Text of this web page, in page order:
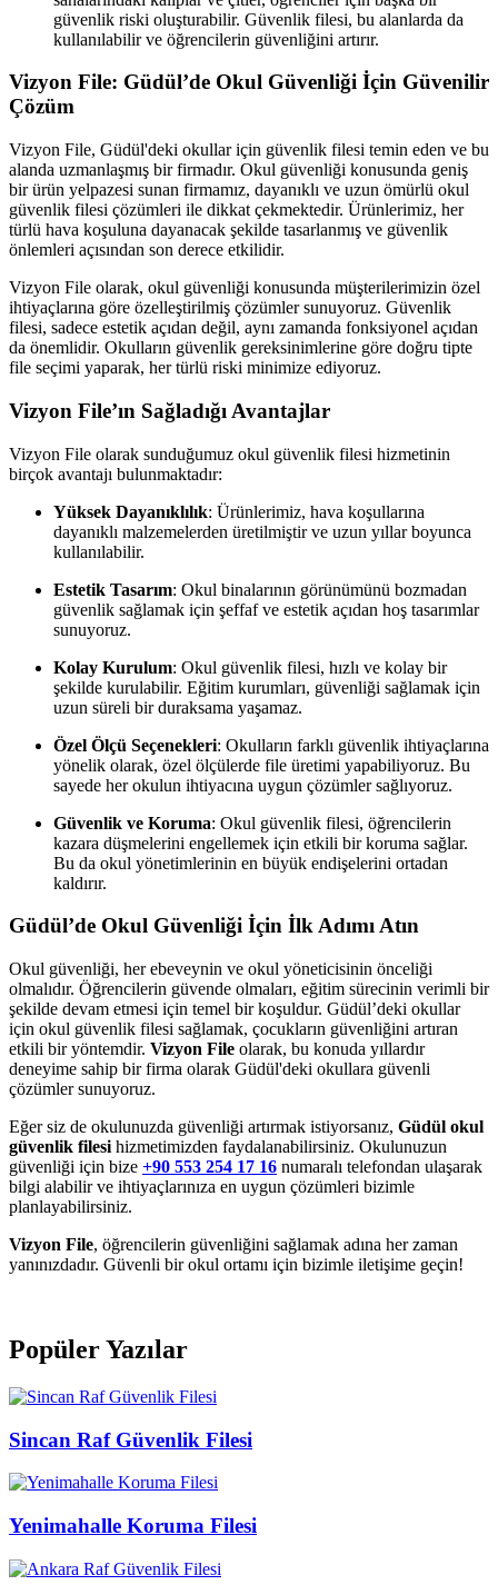
güvenlik riski oluşturabilir. Güvenlik filesi, bu alanlarda da
kullanılabilir ve öğrencilerin güvenliğini artırır.
Vizyon File: Güdül’de Okul Güvenliği İçin Güvenilir
Çözüm
Vizyon File, Güdül'deki okullar için güvenlik filesi temin eden ve bu
alanda uzmanlaşmış bir firmadır. Okul güvenliği konusunda geniş
bir ürün yelpazesi sunan firmamız, dayanıklı ve uzun ömürlü okul
güvenlik filesi çözümleri ile dikkat çekmektedir. Ürünlerimiz, her
türlü hava koşuluna dayanacak şekilde tasarlanmış ve güvenlik
önlemleri açısından son derece etkilidir.
Vizyon File olarak, okul güvenliği konusunda müşterilerimizin özel
ihtiyaçlarına göre özelleştirilmiş çözümler sunuyoruz. Güvenlik
filesi, sadece estetik açıdan değil, aynı zamanda fonksiyonel açıdan
da önemlidir. Okulların güvenlik gereksinimlerine göre doğru tipte
file seçimi yaparak, her türlü riski minimize ediyoruz.
Vizyon File’ın Sağladığı Avantajlar
Vizyon File olarak sunduğumuz okul güvenlik filesi hizmetinin
birçok avantajı bulunmaktadır:
Yüksek Dayanıklılık: Ürünlerimiz, hava koşullarına
dayanıklı malzemelerden üretilmiştir ve uzun yıllar boyunca
kullanılabilir.
Estetik Tasarım: Okul binalarının görünümünü bozmadan
güvenlik sağlamak için şeffaf ve estetik açıdan hoş tasarımlar
sunuyoruz.
Kolay Kurulum: Okul güvenlik filesi, hızlı ve kolay bir
şekilde kurulabilir. Eğitim kurumları, güvenliği sağlamak için
uzun süreli bir duraksama yaşamaz.
Özel Ölçü Seçenekleri: Okulların farklı güvenlik ihtiyaçlarına
yönelik olarak, özel ölçülerde file üretimi yapabiliyoruz. Bu
sayede her okulun ihtiyacına uygun çözümler sağlıyoruz.
Güvenlik ve Koruma: Okul güvenlik filesi, öğrencilerin
kazara düşmelerini engellemek için etkili bir koruma sağlar.
Bu da okul yönetimlerinin en büyük endişelerini ortadan
kaldırır.
Güdül’de Okul Güvenliği İçin İlk Adımı Atın
Okul güvenliği, her ebeveynin ve okul yöneticisinin önceliği
olmalıdır. Öğrencilerin güvende olmaları, eğitim sürecinin verimli bir
şekilde devam etmesi için temel bir koşuldur. Güdül’deki okullar
için okul güvenlik filesi sağlamak, çocukların güvenliğini artıran
etkili bir yöntemdir. Vizyon File olarak, bu konuda yıllardır
deneyime sahip bir firma olarak Güdül'deki okullara güvenli
çözümler sunuyoruz.
Eğer siz de okulunuzda güvenliği artırmak istiyorsanız, Güdül okul
güvenlik filesi hizmetimizden faydalanabilirsiniz. Okulunuzun
güvenliği için bize +90 553 254 17 16 numaralı telefondan ulaşarak
bilgi alabilir ve ihtiyaçlarınıza en uygun çözümleri bizimle
planlayabilirsiniz.
Vizyon File, öğrencilerin güvenliğini sağlamak adına her zaman
yanınızdadır. Güvenli bir okul ortamı için bizimle iletişime geçin!
Popüler Yazılar
Sincan Raf Güvenlik Filesi
Yenimahalle Koruma Filesi